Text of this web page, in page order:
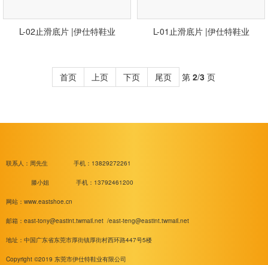
L-02止滑底片 |伊仕特鞋业 L-01止滑底片 |伊仕特鞋业
首页 上页 下页 尾页 第 2/3页
联系人：周先生 手机：13829272261
滕小姐 手机：13792461200
网站：www.eastshoe.cn
邮箱： east-tony@eastint.twmail.net /east-teng@eastint.twmail.net
地址：中国广东省东莞市厚街镇厚街村西环路447号5楼
Copyright ©2019 东莞市伊仕特鞋业有限公司